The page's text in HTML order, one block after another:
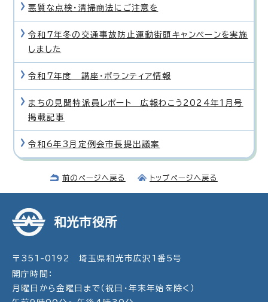
悪質な点検・清掃商法にご注意を
令和7年冬の交通事故防止運動街頭キャンペーンを実施
しました
令和7年度 講座・ボランティア情報
まちの見聞特派員レポート 広報わこう2024年1月号
掲載記事
令和6年3月定例会市長提出議案
前のページへ戻る トップページへ戻る
和光市役所
〒351-0192 埼玉県和光市広沢1番5号
開庁時間：
月曜日から金曜日まで（祝日・年末年始を除く）